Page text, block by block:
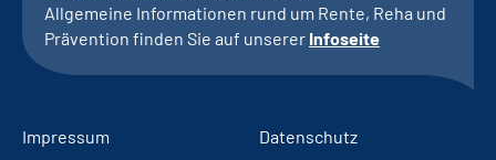
Allgemeine Informationen rund um Rente, Reha und
Prävention finden Sie auf unserer Infoseite
Impressum Datenschutz